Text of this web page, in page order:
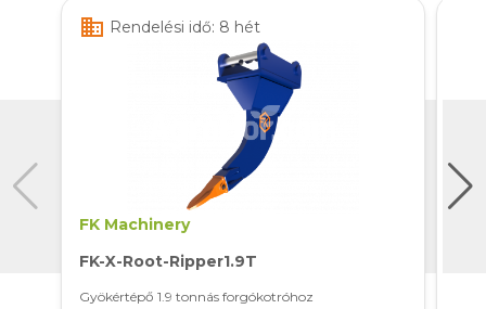
business Rendelési idő: 8 hét
FK Machinery
FK-X-Root-Ripper1.9T
⁠⁠Gyökértépő 1.9 tonnás forgókotróhoz